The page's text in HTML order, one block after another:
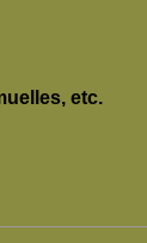
etc.